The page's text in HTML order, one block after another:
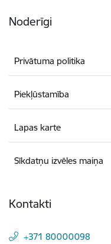
Noderīgi
Privātuma politika
Piekļūstamība
Lapas karte
Sīkdatņu izvēles maiņa
Kontakti
+371 80000098